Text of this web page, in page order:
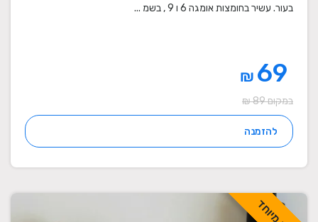
בעור. עשיר בחומצות אומגה 6 ו 9 , בשמ ...
₪
במקום 89 ₪
להזמנה